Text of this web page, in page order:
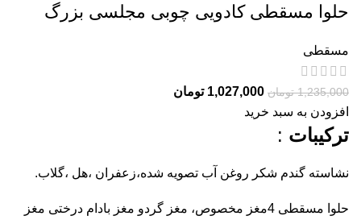
حلوا مسقطی کادویی چوبی مجلسی بزرگ
مسقطی
1,235,000 تومان 1,027,000 تومان
افزودن به سبد خرید
ترکیبات :
نشاسته گندم شکر روغن آب تصویه شده،زعفران ،هل ،گلاب.
حلوا مسقطی 4مغز مخصوص، مغز گردو مغز بادام درختی مغز